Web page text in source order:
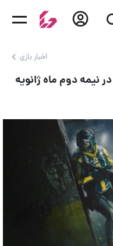
اخبار بازی
دوم ماه ژانویه